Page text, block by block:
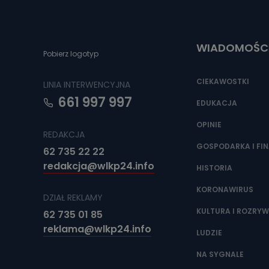
Jakie
źródeł
adres
Jak
Pobierz logotyp
LINIA INTERWENCYJNA
661 997 997
REDAKCJA
62 735 22 22
redakcja@wlkp24.info
DZIAŁ REKLAMY
62 735 01 85
reklama@wlkp24.info
CIEKAWOSTKI
EDUKACJA
OPINIE
GOSPODARKA I
HISTORIA
KORONAWIRUS
KULTURA I
LUDZIE
NA SYGNALE